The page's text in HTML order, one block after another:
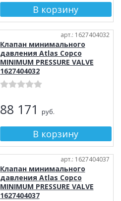
арт.: 1627404032
Клапан минимального
давления Atlas Copco
MINIMUM PRESSURE VALVE
1627404032
88 171 руб.
арт.: 1627404037
Клапан минимального
давления Atlas Copco
MINIMUM PRESSURE VALVE
1627404037